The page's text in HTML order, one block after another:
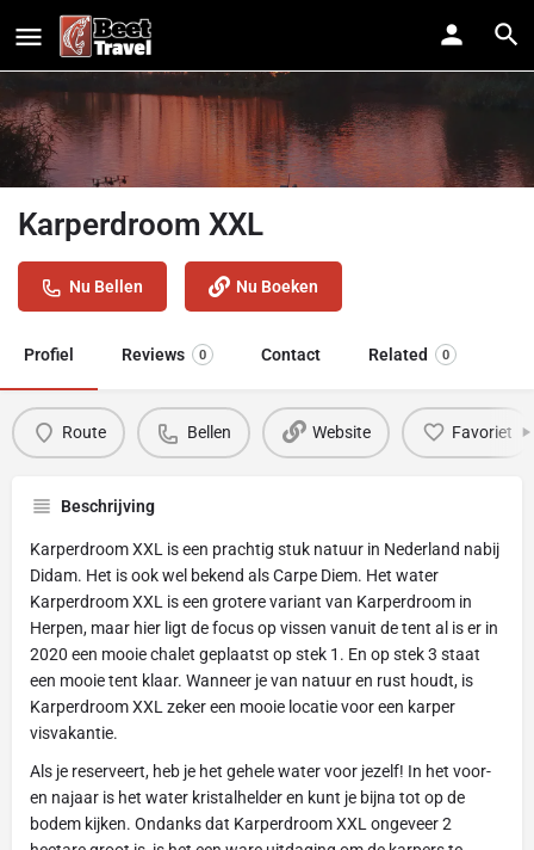
Karperdroom XXL
Nu Bellen Nu Boeken
Profiel Reviews 0 Contact Related 0
Route Bellen Website Favoriet
Beschrijving
Karperdroom XXL is een prachtig stuk natuur in Nederland nabij
Didam. Het is ook wel bekend als Carpe Diem. Het water
Karperdroom XXL is een grotere variant van Karperdroom in
Herpen, maar hier ligt de focus op vissen vanuit de tent al is er in
2020 een mooie chalet geplaatst op stek 1. En op stek 3 staat
een mooie tent klaar. Wanneer je van natuur en rust houdt, is
Karperdroom XXL zeker een mooie locatie voor een karper
visvakantie.
Als je reserveert, heb je het gehele water voor jezelf! In het voor-
en najaar is het water kristalhelder en kunt je bijna tot op de
bodem kijken. Ondanks dat Karperdroom XXL ongeveer 2